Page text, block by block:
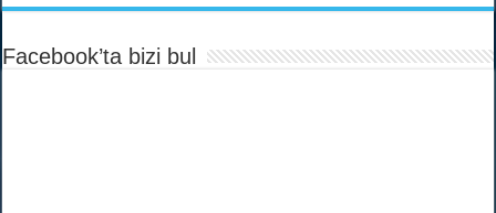
Facebook’ta bizi bul